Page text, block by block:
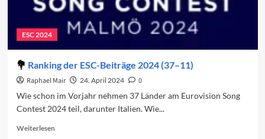
ESC 2024
Ranking der ESC-Beiträge 2024 (37–11)
Raphael Mair 24. April 2024
0
Wie schon im Vorjahr nehmen 37 Länder am Eurovision Song
Contest 2024 teil, darunter Italien. Wie...
WeiterlesenRead